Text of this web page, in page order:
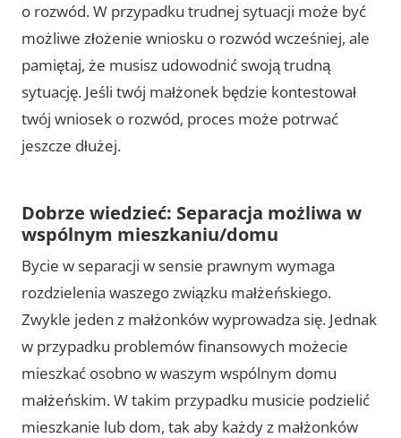
o rozwód. W przypadku trudnej sytuacji może być
możliwe złożenie wniosku o rozwód wcześniej, ale
pamiętaj, że musisz udowodnić swoją trudną
sytuację. Jeśli twój małżonek będzie kontestował
twój wniosek o rozwód, proces może potrwać
jeszcze dłużej.
Dobrze wiedzieć: Separacja możliwa w
wspólnym mieszkaniu/domu
Bycie w separacji w sensie prawnym wymaga
rozdzielenia waszego związku małżeńskiego.
Zwykle jeden z małżonków wyprowadza się. Jednak
w przypadku problemów finansowych możecie
mieszkać osobno w waszym wspólnym domu
małżeńskim. W takim przypadku musicie podzielić
mieszkanie lub dom, tak aby każdy z małżonków